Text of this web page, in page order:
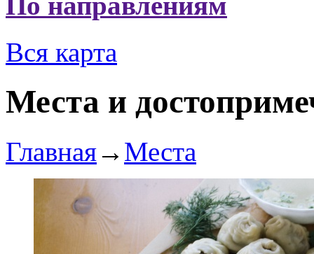
Вся карта
Места и
Главная→ Места